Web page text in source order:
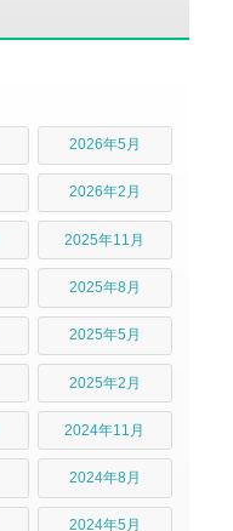
2026年5月
2026年2月
2025年11月
2025年8月
2025年5月
2025年2月
2024年11月
2024年8月
2024年5月